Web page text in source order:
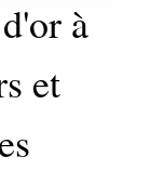
à
et